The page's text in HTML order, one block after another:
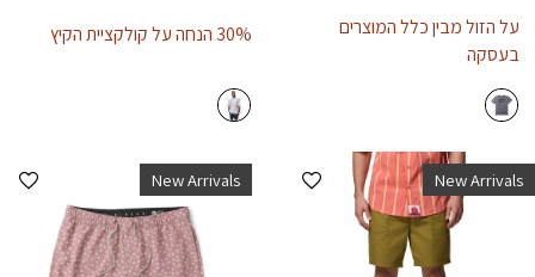
על הזול מבין כלל המוצרים
בעסקה
30% הנחה על קולקציית הקיץ
הוספה למועדפים New Arrivals
New Arrivals